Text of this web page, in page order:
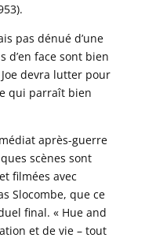
pas dénué d’une
d’en face sont bien
devra lutter pour
qui parraît bien
après-guerre
scènes sont
filmées avec
Slocombe, que ce
final. « Hue and
et de vie – tout